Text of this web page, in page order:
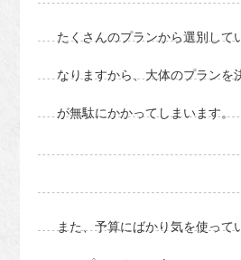
たくさんのプランから選別して
なりますから、大体のプランを
が無駄にかかってしまいます。
また、予算にばかり気を使って